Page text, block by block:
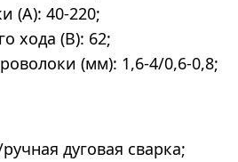
(А): 40-220;
хода (В): 62;
(мм): 1,6-4/0,6-0,8;
дуговая сварка;